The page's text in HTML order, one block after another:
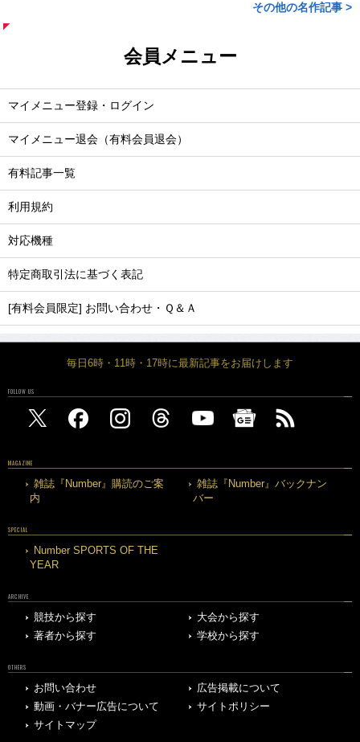
その他の名作記事 >
会員メニュー
マイメニュー登録・ログイン
マイメニュー退会（有料会員退会）
有料記事一覧
利用規約
対応機種
特定商取引法に基づく表記
[有料会員限定] お問い合わせ・Ｑ＆Ａ
毎日6時・11時・17時に最新記事をお届けします
FOLLOW US
MAGAZINE
雑誌『Number』購読のご案
内
雑誌『Number』バックナン
バー
SPECIAL
Number SPORTS OF THE
YEAR
ARCHIVE
競技から探す
大会から探す
著者から探す
学校から探す
OTHERS
お問い合わせ
広告掲載について
動画・バナー広告について
サイトポリシー
サイトマップ